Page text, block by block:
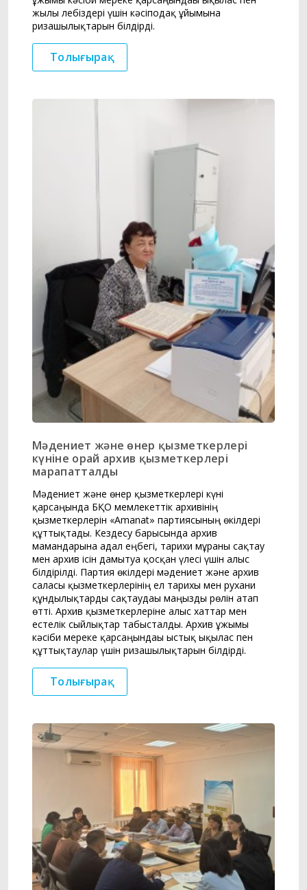
жылы лебіздері үшін кәсіподақ ұйымына
ризашылықтарын білдірді.
Толығырақ
Мәдениет және өнер қызметкерлері
күніне орай архив қызметкерлері
марапатталды
Мәдениет және өнер қызметкерлері күні
қарсаңында БҚО мемлекеттік архивінің
қызметкерлерін «Amanat» партиясының өкілдері
құттықтады. Кездесу барысында архив
мамандарына адал еңбегі, тарихи мұраны сақтау
мен архив ісін дамытуға қосқан үлесі үшін алғыс
білдірілді. Партия өкілдері мәдениет және архив
саласы қызметкерлерінің ел тарихы мен рухани
құндылықтарды сақтаудағы маңызды рөлін атап
өтті. Архив қызметкерлеріне алғыс хаттар мен
естелік сыйлықтар табысталды. Архив ұжымы
кәсіби мереке қарсаңындағы ыстық ықылас пен
құттықтаулар үшін ризашылықтарын білдірді.
Толығырақ